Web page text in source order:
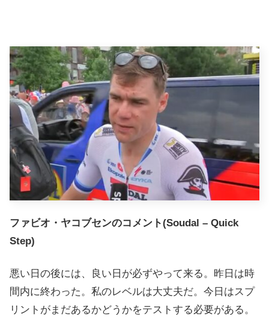
ファビオ・ヤコブセンのコメント(Soudal – Quick
Step)
悪い日の後には、良い日が必ずやって来る。昨日は時
間内に終わった。私のレベルは大丈夫だ。今日はスプ
リントがまだあるかどうかをテストする必要がある。